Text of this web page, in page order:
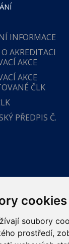
cookies
soubory
prostředí,
INFORMACE
AKREDITACI
AKCE
AKCE
ČLK
PŘEDPIS Č.